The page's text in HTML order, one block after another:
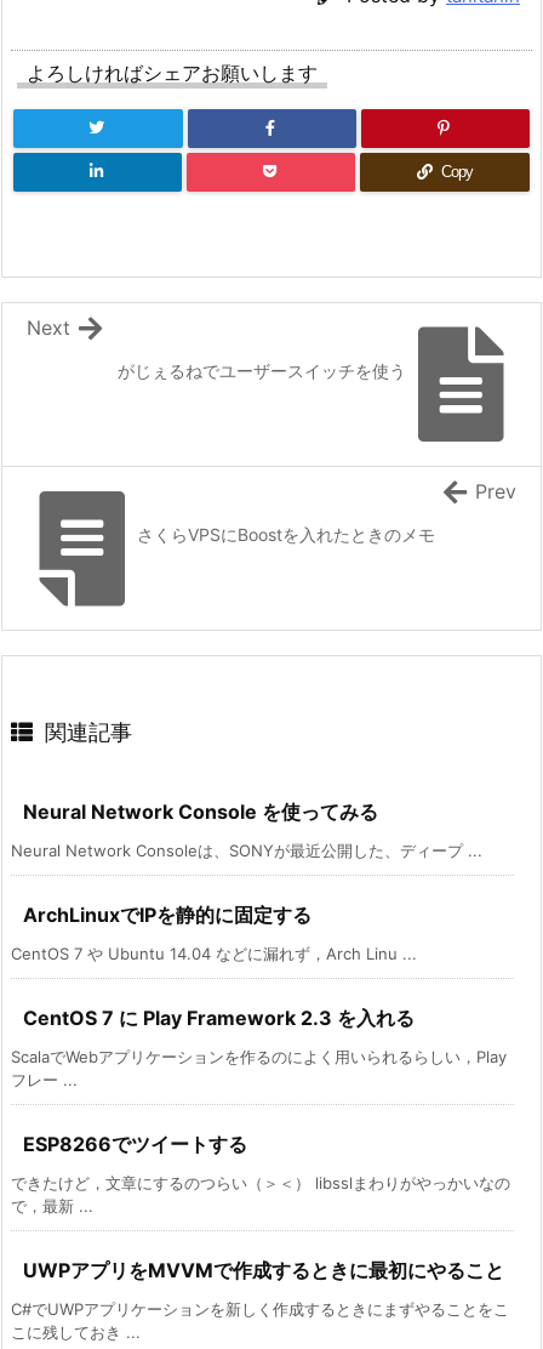
よろしければシェアお願いします
Copy
がじぇるねでユーザースイッチを使う
Next
さくらVPSにBoostを入れたときのメモ
Prev
関連記事
Neural Network Console を使ってみる
Neural Network Consoleは、SONYが最近公開した、ディープ ...
ArchLinuxでIPを静的に固定する
CentOS 7 や Ubuntu 14.04 などに漏れず，Arch Linu ...
CentOS 7 に Play Framework 2.3 を入れる
ScalaでWebアプリケーションを作るのによく用いられるらしい，Play
フレー ...
ESP8266でツイートする
できたけど，文章にするのつらい（＞＜） libsslまわりがやっかいなの
で，最新 ...
UWPアプリをMVVMで作成するときに最初にやること
C#でUWPアプリケーションを新しく作成するときにまずやることをこ
こに残しておき ...